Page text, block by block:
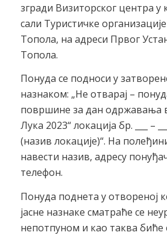
згради Визиторског центра у
сали Туристичке
Топола, на адреси Првог
Топола.
Понуда се подноси у
назнаком: „Не отварај –
површине за дан одржавања
Лука 2023“ локација бр. ___ –
(назив локације)“. На
навести назив, адресу
телефон.
Понуда поднета у отвореној
јасне назнаке сматраће се
непотпуном и као таква биће